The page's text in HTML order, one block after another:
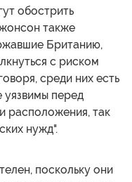
обострить
также
Британию,
с риском
среди них есть
уязвимы перед
расположения, так
нужд".
поскольку они